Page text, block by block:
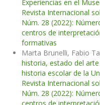
Experiencias en el
Revista Internacional
Núm. 28 (2022):
centros de
formativas
Marta Brunelli, Fabio
historia, estado del
historia escolar de la
Revista Internacional
Núm. 28 (2022):